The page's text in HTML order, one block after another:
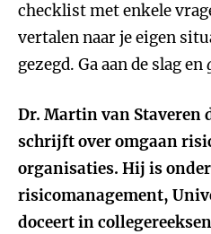
checklist met enkele
vertalen naar je eigen
gezegd. Ga aan de slag en
Dr. Martin van Staveren
schrijft over omgaan
organisaties. Hij is
risicomanagement,
doceert in